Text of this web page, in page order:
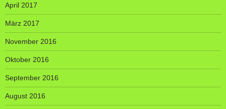
April 2017
März 2017
November 2016
Oktober 2016
September 2016
August 2016